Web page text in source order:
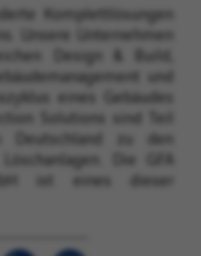
Komplettlösungen
Unsere Unternehmen
Design & Build,
und
eines Gebäudes
Solutions sind Teil
zu den
Die GFA
ist eines dieser